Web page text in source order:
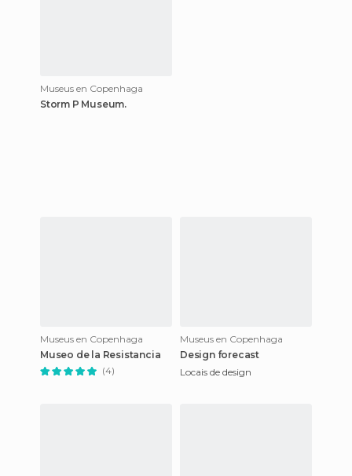
Museus en Copenhaga
Storm P Museum.
Museus en Copenhaga
Museo de la Resistancia
(4)
Museus en Copenhaga
Design forecast
Locais de design